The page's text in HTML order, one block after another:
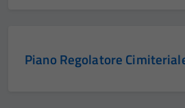
Piano Regolatore